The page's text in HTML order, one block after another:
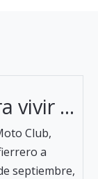
vivir ...
Club,
a
septiembre,